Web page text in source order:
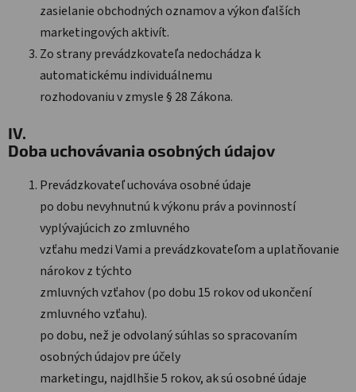
zasielanie obchodných oznamov a výkon ďalších
marketingových aktivít.
Zo strany prevádzkovateľa nedochádza k
automatickému individuálnemu
rozhodovaniu v zmysle § 28 Zákona.
IV.
Doba uchovávania osobných údajov
Prevádzkovateľ uchováva osobné údaje
po dobu nevyhnutnú k výkonu práv a povinností
vyplývajúcich zo zmluvného
vzťahu medzi Vami a prevádzkovateľom a uplatňovanie
nárokov z týchto
zmluvných vzťahov (po dobu 15 rokov od ukončení
zmluvného vzťahu).
po dobu, než je odvolaný súhlas so spracovaním
osobných údajov pre účely
marketingu, najdlhšie 5 rokov, ak sú osobné údaje